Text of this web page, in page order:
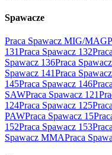
Spawacze
Praca Spawacz MIG/MAG
131Praca Spawacz 132
Spawacz 136Praca
Spawacz 141Praca
145Praca Spawacz 146
SAWPraca Spawacz 121
124Praca Spawacz 125
PAWPraca Spawacz 15
152Praca Spawacz 153
Spawacz MMAPraca